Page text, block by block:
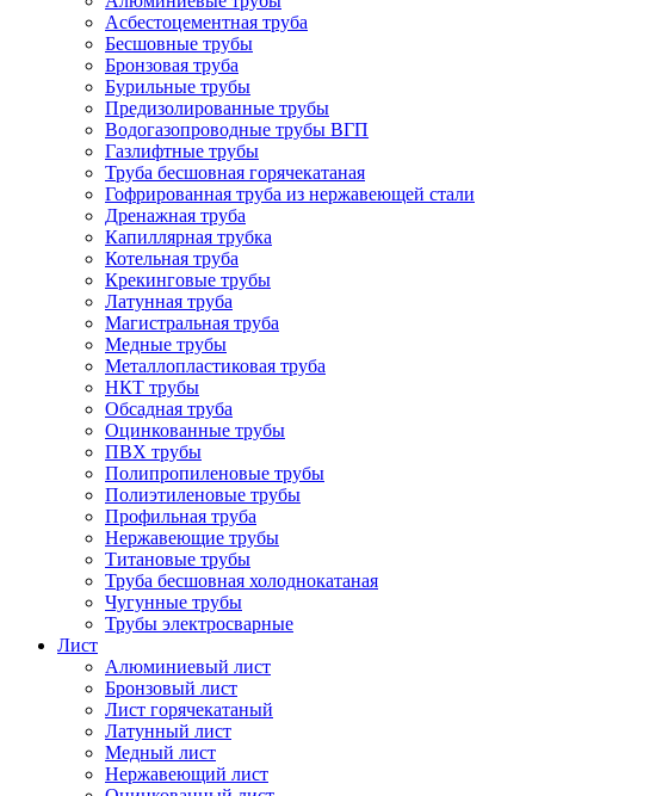
Асбестоцементная труба
Бесшовные трубы
Бронзовая труба
Бурильные трубы
Предизолированные трубы
Водогазопроводные трубы ВГП
Газлифтные трубы
Труба бесшовная горячекатаная
Гофрированная труба из нержавеющей стали
Дренажная труба
Капиллярная трубка
Котельная труба
Крекинговые трубы
Латунная труба
Магистральная труба
Медные трубы
Металлопластиковая труба
НКТ трубы
Обсадная труба
Оцинкованные трубы
ПВХ трубы
Полипропиленовые трубы
Полиэтиленовые трубы
Профильная труба
Нержавеющие трубы
Титановые трубы
Труба бесшовная холоднокатаная
Чугунные трубы
Трубы электросварные
Лист
Алюминиевый лист
Бронзовый лист
Лист горячекатаный
Латунный лист
Медный лист
Нержавеющий лист